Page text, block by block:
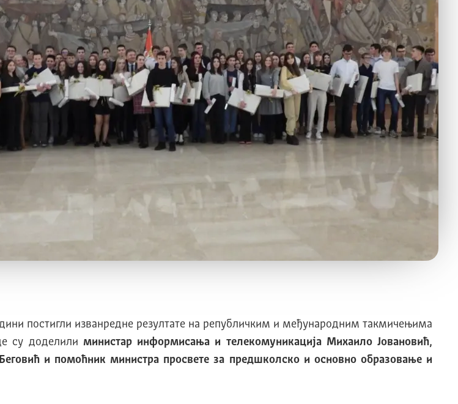
постигли изванредне резултате на републичким и међународним такмичењима
су доделили министар информисања и телекомуникација Михаило Јовановић,
и помоћник министра просвете за предшколско и основно образовање и